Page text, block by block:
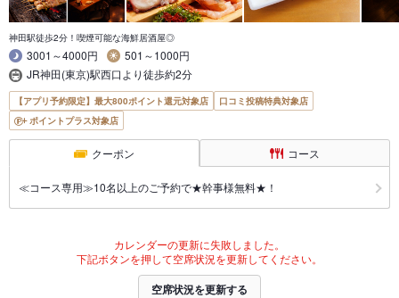
神田駅徒歩2分！喫煙可能な海鮮居酒屋◎
3001～4000円
501～1000円
JR神田(東京)駅西口より徒歩約2分
【アプリ予約限定】最大800ポイント還元対象店
口コミ投稿特典対象店
ポイントプラス対象店
クーポン コース
≪コース専用≫10名以上のご予約で★幹事様無料★！
カレンダーの更新に失敗しました。
下記ボタンを押して空席状況を更新してください。
空席状況を更新する